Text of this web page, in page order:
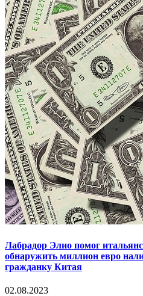
Лабрадор Элио помог
обнаружить миллион евро
гражданку Китая
02.08.2023